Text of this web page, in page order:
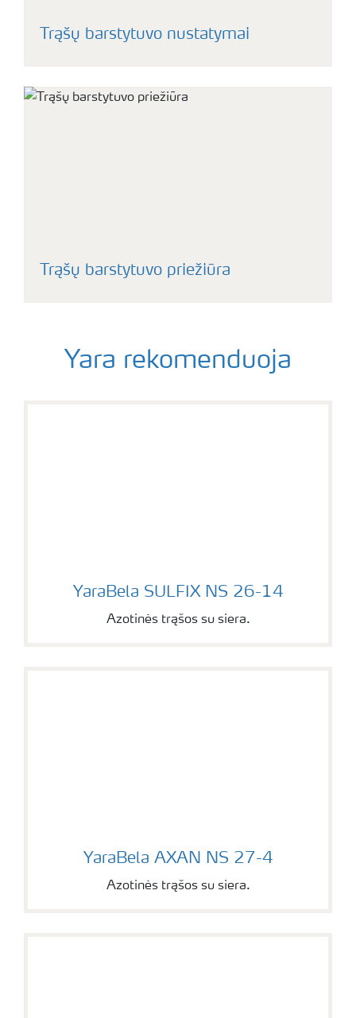
Trąšų barstytuvo nustatymai
Trąšų barstytuvo priežiūra
Yara rekomenduoja
YaraBela SULFIX NS 26-14
YaraBela SULFIX NS 26-14
Azotinės trąšos su siera.
YaraBela AXAN NS 27-4
YaraBela AXAN NS 27-4
Azotinės trąšos su siera.